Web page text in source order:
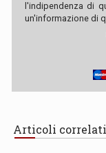
l'indipendenza di
un'informazione di
Articoli correlati